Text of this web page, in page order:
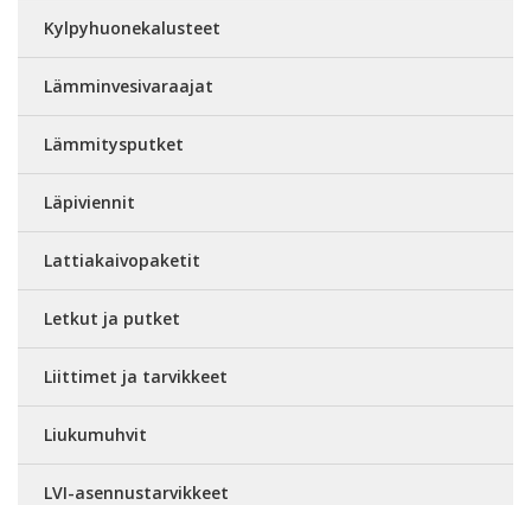
Kylpyhuonekalusteet
Lämminvesivaraajat
Lämmitysputket
Läpiviennit
Lattiakaivopaketit
Letkut ja putket
Liittimet ja tarvikkeet
Liukumuhvit
LVI-asennustarvikkeet